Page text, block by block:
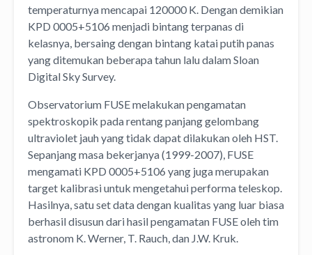
temperaturnya mencapai 120000 K. Dengan demikian
KPD 0005+5106 menjadi bintang terpanas di
kelasnya, bersaing dengan bintang katai putih panas
yang ditemukan beberapa tahun lalu dalam Sloan
Digital Sky Survey.
Observatorium FUSE melakukan pengamatan
spektroskopik pada rentang panjang gelombang
ultraviolet jauh yang tidak dapat dilakukan oleh HST.
Sepanjang masa bekerjanya (1999-2007), FUSE
mengamati KPD 0005+5106 yang juga merupakan
target kalibrasi untuk mengetahui performa teleskop.
Hasilnya, satu set data dengan kualitas yang luar biasa
berhasil disusun dari hasil pengamatan FUSE oleh tim
astronom K. Werner, T. Rauch, dan J.W. Kruk.